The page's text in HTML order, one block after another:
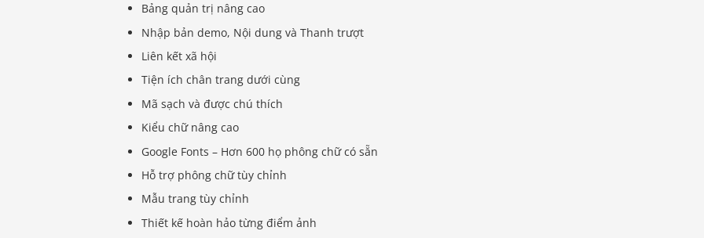
Bảng quản trị nâng cao
Nhập bản demo, Nội dung và Thanh trượt
Liên kết xã hội
Tiện ích chân trang dưới cùng
Mã sạch và được chú thích
Kiểu chữ nâng cao
Google Fonts – Hơn 600 họ phông chữ có sẵn
Hỗ trợ phông chữ tùy chỉnh
Mẫu trang tùy chỉnh
Thiết kế hoàn hảo từng điểm ảnh